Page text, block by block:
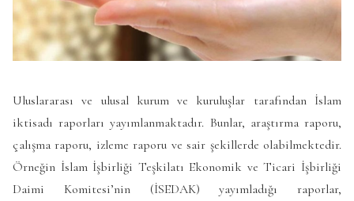
Uluslararası ve ulusal kurum ve kuruluşlar tarafından İslam
iktisadı raporları yayımlanmaktadır. Bunlar, araştırma raporu,
çalışma raporu, izleme raporu ve sair şekillerde olabilmektedir.
Örneğin İslam İşbirliği Teşkilatı Ekonomik ve Ticari İşbirliği
Daimi Komitesi’nin (İSEDAK) yayımladığı raporlar,